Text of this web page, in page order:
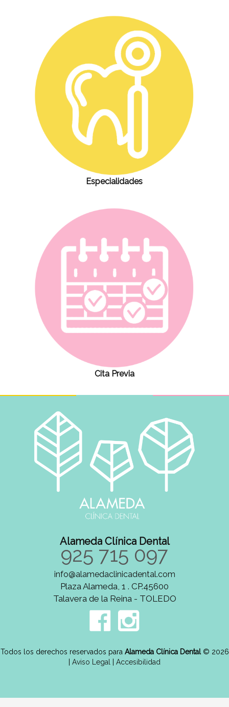
Especialidades
Cita Previa
Alameda Clínica Dental
925 715 097
info@alamedaclinicadental.com
Plaza Alameda, 1 . CP.45600
Talavera de la Reina - TOLEDO
Todos los derechos reservados para Alameda Clínica Dental© 2026
Aviso Legal Accesibilidad